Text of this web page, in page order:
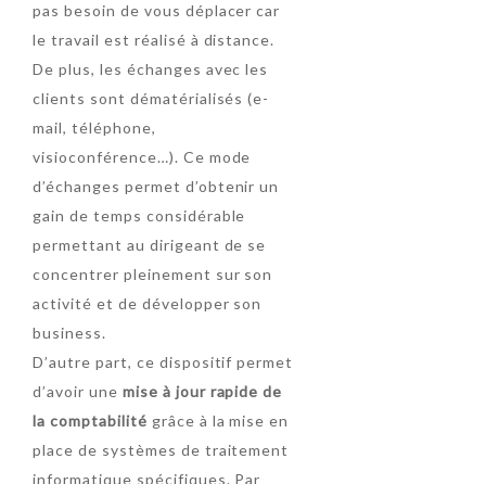
pas besoin de vous déplacer car
le travail est réalisé à distance.
De plus, les échanges avec les
clients sont dématérialisés (e-
mail, téléphone,
visioconférence…). Ce mode
d’échanges permet d’obtenir un
gain de temps considérable
permettant au dirigeant de se
concentrer pleinement sur son
activité et de développer son
business.
D’autre part, ce dispositif permet
d’avoir une mise à jour rapide de
la comptabilité grâce à la mise en
place de systèmes de traitement
informatique spécifiques. Par